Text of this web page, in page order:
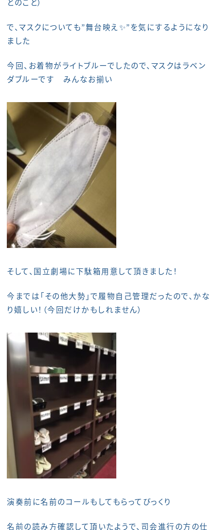
で、マスクについても”舞台映え✨”を気にするようになり
ました
今回、お着物がライトブルーでしたので、マスクはラベン
ダブルーです みんなお揃い
そして、国立劇場に下駄箱用意して頂きました！
今までは「その他大勢」で履物自己管理だったので、かな
り嬉しい！（今回だけかもしれません）
演奏前に名前のコールもしてもらってびっくり
名前の読み方確認して頂いたようで、司会進行の方の仕